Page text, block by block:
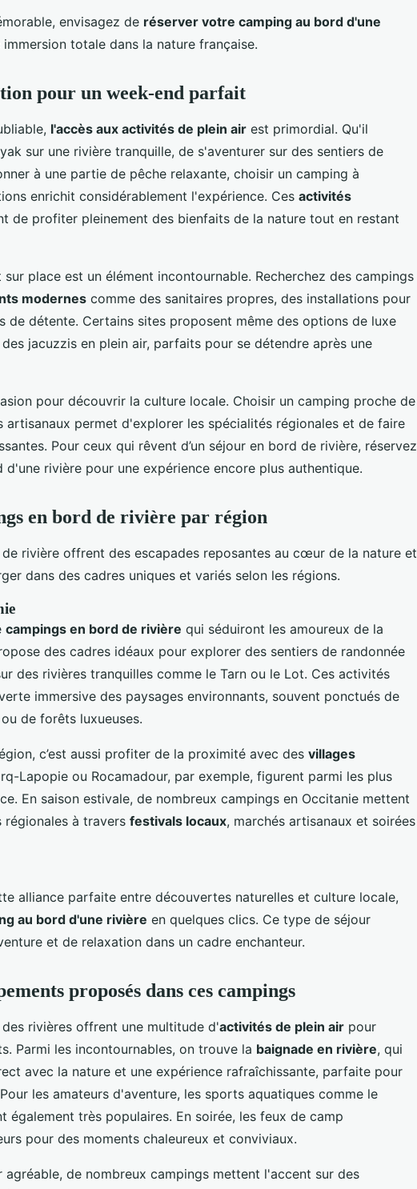
envisagez de réserver votre camping au bord d'une
totale dans la nature française.
pour un week-end parfait
l'accès aux activités de plein air est primordial. Qu'il
sur une rivière tranquille, de s'aventurer sur des sentiers de
à une partie de pêche relaxante, choisir un camping à
enrichit considérablement l'expérience. Ces activités
de profiter pleinement des bienfaits de la nature tout en restant
place est un élément incontournable. Recherchez des campings
modernes comme des sanitaires propres, des installations pour
de détente. Certains sites proposent même des options de luxe
jacuzzis en plein air, parfaits pour se détendre après une
pour découvrir la culture locale. Choisir un camping proche de
artisanaux permet d'explorer les spécialités régionales et de faire
Pour ceux qui rêvent d’un séjour en bord de rivière, réservez
rivière pour une expérience encore plus authentique.
en bord de rivière par région
rivière offrent des escapades reposantes au cœur de la nature et
dans des cadres uniques et variés selon les régions.
campings en bord de rivière qui séduiront les amoureux de la
des cadres idéaux pour explorer des sentiers de randonnée
des rivières tranquilles comme le Tarn ou le Lot. Ces activités
immersive des paysages environnants, souvent ponctués de
de forêts luxueuses.
c’est aussi profiter de la proximité avec des villages
Lapopie ou Rocamadour, par exemple, figurent parmi les plus
En saison estivale, de nombreux campings en Occitanie mettent
à travers festivals locaux, marchés artisanaux et soirées
alliance parfaite entre découvertes naturelles et culture locale,
au bord d'une rivière en quelques clics. Ce type de séjour
et de relaxation dans un cadre enchanteur.
proposés dans ces campings
rivières offrent une multitude d'activités de plein air pour
Parmi les incontournables, on trouve la baignade en rivière, qui
avec la nature et une expérience rafraîchissante, parfaite pour
les amateurs d'aventure, les sports aquatiques comme le
également très populaires. En soirée, les feux de camp
pour des moments chaleureux et conviviaux.
agréable, de nombreux campings mettent l'accent sur des